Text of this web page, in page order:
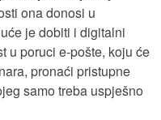
ona donosi u
je dobiti i digitalni
u poruci e-pošte, koju će
pronaći pristupne
samo treba uspješno